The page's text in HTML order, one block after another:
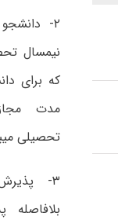
۲-
نیمسال
که برای
مدت
تحصیلی
۳-